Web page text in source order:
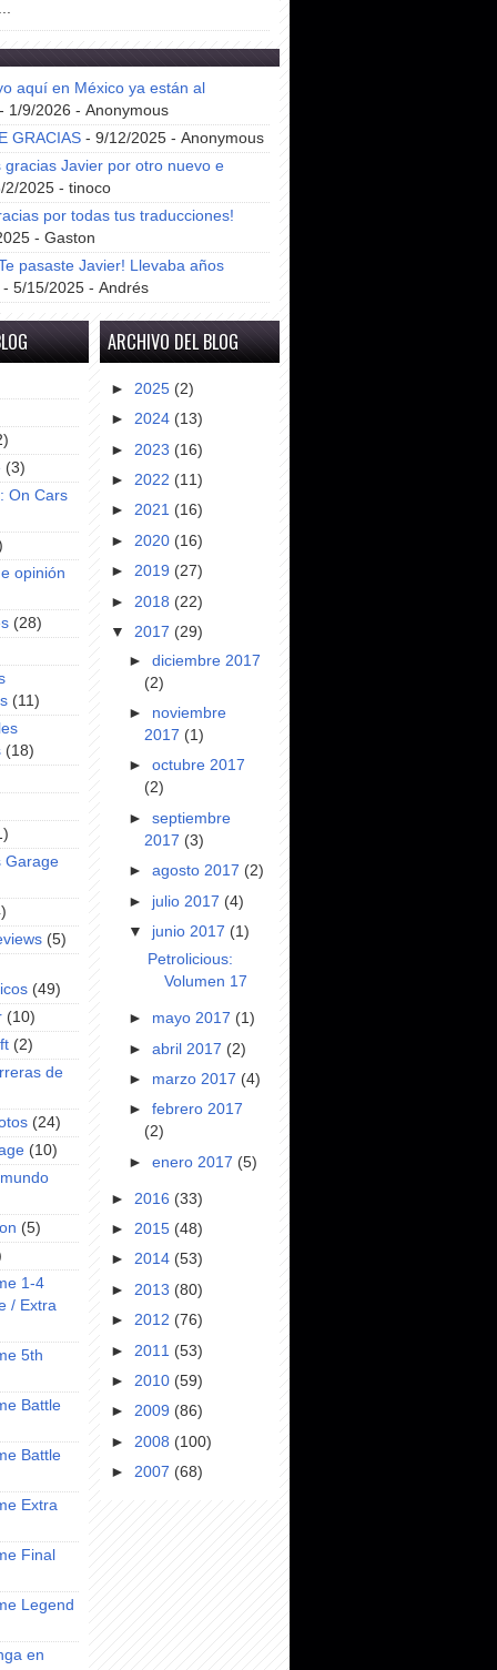
aquí en México ya están al
1/9/2026 - Anonymous
GRACIAS - 9/12/2025 - Anonymous
gracias Javier por otro nuevo e
2025 - tinoco
por todas tus traducciones!
- Gaston
pasaste Javier! Llevaba años
- 5/15/2025 - Andrés
(3)
On Cars
opinión
(28)
(11)
(18)
Garage
(5)
(49)
(10)
(2)
de
(24)
(10)
(5)
1-4
/ Extra
5th
Battle
Battle
Extra
Final
Legend
en
ARCHIVO DEL BLOG
► 2025 (2)
► 2024 (13)
► 2023 (16)
► 2022 (11)
► 2021 (16)
► 2020 (16)
► 2019 (27)
► 2018 (22)
▼ 2017 (29)
►diciembre 2017
(2)
► noviembre
2017 (1)
►octubre 2017
(2)
►septiembre
2017 (3)
►agosto 2017 (2)
► julio 2017 (4)
▼ junio 2017 (1)
Petrolicious:
Volumen 17
► mayo 2017 (1)
►abril 2017 (2)
► marzo 2017 (4)
►febrero 2017
(2)
►enero 2017 (5)
► 2016 (33)
► 2015 (48)
► 2014 (53)
► 2013 (80)
► 2012 (76)
► 2011 (53)
► 2010 (59)
► 2009 (86)
► 2008 (100)
► 2007 (68)